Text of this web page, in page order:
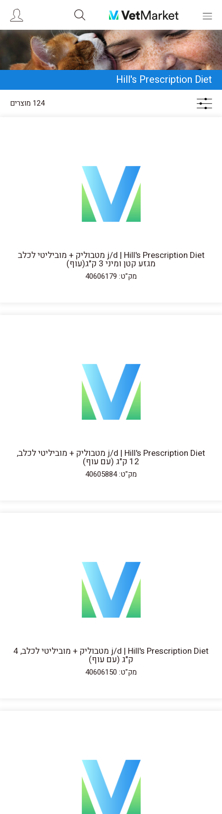
Hill's Prescription Diet
124 מוצרים
j/d | Hill's Prescription Diet מטבוליק + מוביליטי לכלב
מגזע קטן ומיני 3 ק"ג(עוף)
מק"ט: 40606179
j/d | Hill's Prescription Diet מטבוליק + מוביליטי לכלב,
12 ק"ג (עם עוף)
מק"ט: 40605884
j/d | Hill's Prescription Diet מטבוליק + מוביליטי לכלב, 4
ק"ג (עם עוף)
מק"ט: 40606150